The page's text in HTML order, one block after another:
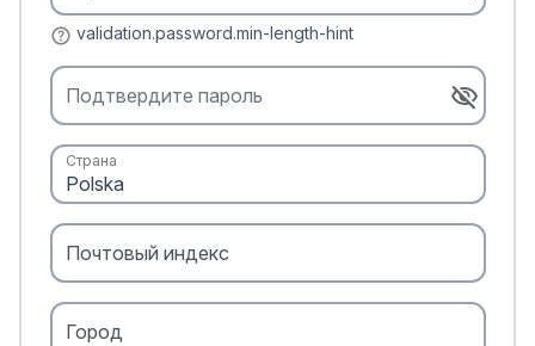
validation.password.min-length-hint
Подтвердите пароль
Страна
Почтовый индекс
Город